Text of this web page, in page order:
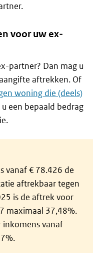
voor uw ex-
partner? Dan mag u
aftrekken. Of
woning die (deels)
een bepaald bedrag
vanaf € 78.426 de
aftrekbaar tegen
is de aftrek voor
maximaal 37,48%.
inkomens vanaf